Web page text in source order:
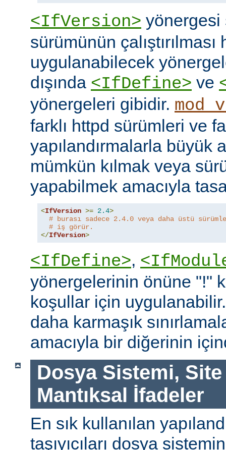
<IfVersion> yönergesi
sürümünün çalıştırılması
uygulanabilecek
dışında <IfDefine> ve
yönergeleri gibidir.
farklı httpd sürümleri ve
yapılandırmalarla büyük
mümkün kılmak veya
yapabilmek amacıyla
<IfVersion >= 2.4>
# burası sadece 2.4.0 veya daha üstü
# iş görür.
</IfVersion>
<IfDefine>,
yönergelerinin önüne "!"
koşullar için
daha karmaşık
amacıyla bir diğerinin
Dosya Sistemi, Site
Mantıksal İfadeler
En sık kullanılan
taşıyıcıları dosya